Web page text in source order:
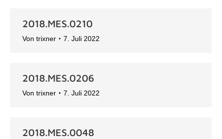
2018.MES.0210
Von trixner 7. Juli 2022
2018.MES.0206
Von trixner 7. Juli 2022
2018.MES.0048